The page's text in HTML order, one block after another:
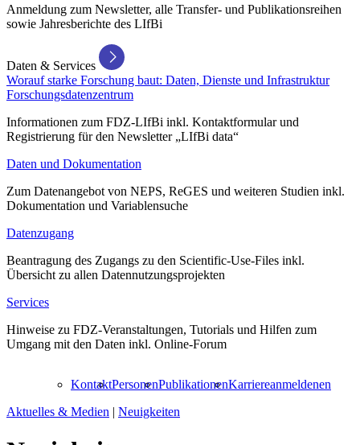
Anmeldung zum Newsletter, alle Transfer- und Publikationsreihen
sowie Jahresberichte des LIfBi
Daten & Services
Worauf starke Forschung baut: Daten, Dienste und Infrastruktur
Forschungsdatenzentrum
Informationen zum FDZ-LIfBi inkl. Kontaktformular und
Registrierung für den Newsletter „LIfBi data“
Daten und Dokumentation
Zum Datenangebot von NEPS, ReGES und weiteren Studien inkl.
Dokumentation und Variablensuche
Datenzugang
Beantragung des Zugangs zu den Scientific-Use-Files inkl.
Übersicht zu allen Datennutzungsprojekten
Services
Hinweise zu FDZ-Veranstaltungen, Tutorials und Hilfen zum
Umgang mit den Daten inkl. Online-Forum
KontaktPersonenPublikationenKarriereanmeldenen
Aktuelles & Medien | Neuigkeiten